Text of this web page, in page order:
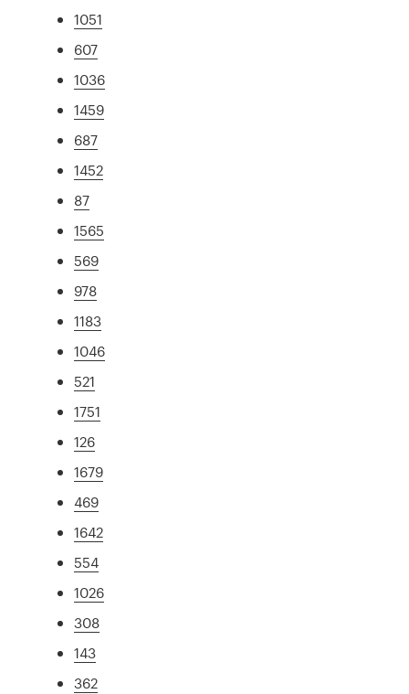
1051
607
1036
1459
687
1452
87
1565
569
978
1183
1046
521
1751
126
1679
469
1642
554
1026
308
143
362